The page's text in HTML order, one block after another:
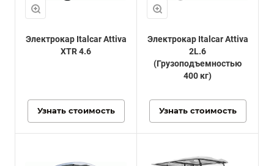
Электрокар Italcar Attiva
XTR 4.6
Узнать стоимость
Электрокар Italcar Attiva
2L.6
(Грузоподъемностью
400 кг)
Узнать стоимость